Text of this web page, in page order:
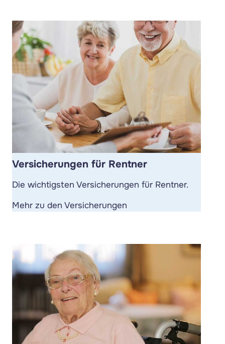
Versicherungen für Rentner
Die wichtigsten Versicherungen für Rentner.
Mehr zu den Versicherungen